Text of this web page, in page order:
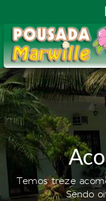
Temos treze
Sendo